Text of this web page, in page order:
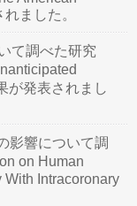
ました。
て調べた研究
が発表されまし
影響について調
on Human
With Intracoronary